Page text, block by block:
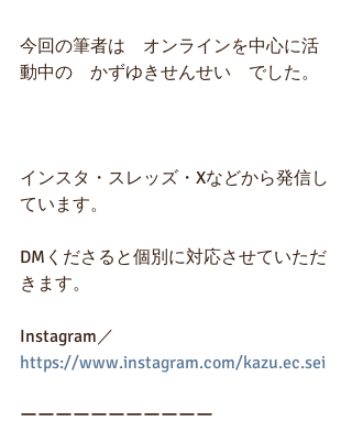
今回の筆者は　オンラインを中心に活
動中の　かずゆきせんせい　でした。
インスタ・スレッズ・Xなどから発信し
ています。
DMくださると個別に対応させていただ
きます。
Instagram／
https://www.instagram.com/kazu.ec.sei
ーーーーーーーーーーー